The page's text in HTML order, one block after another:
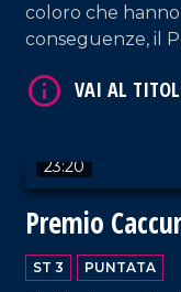
coloro che
conseguenze, il Premio Telesio giunto alla XIV
canadese La
territorio.
23:20
Premio
ST 3 PUNTATA
VAI AL TITOLO